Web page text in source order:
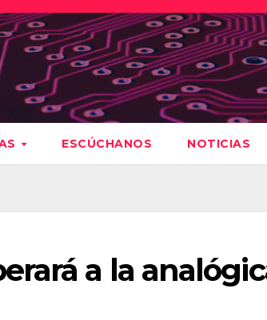
ESCÚCHANOS NOTICIAS
a la